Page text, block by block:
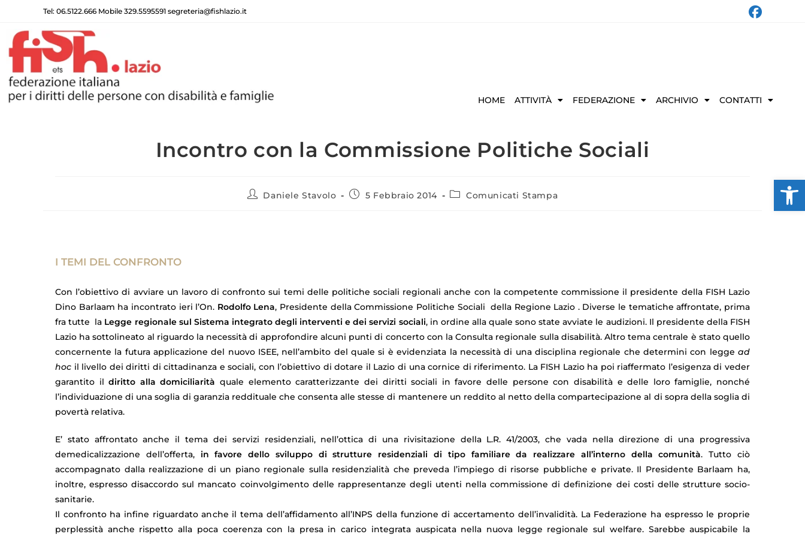
Tel: 06.5122.666 Mobile 329.5595591 segreteria@fishlazio.it
HOME ATTIVITÀ FEDERAZIONE ARCHIVIO CONTATTI
Incontro con la Commissione Politiche Sociali
Daniele Stavolo 5 Febbraio 2014 Comunicati Stampa
I TEMI DEL CONFRONTO
Con l’obiettivo di avviare un lavoro di confronto sui temi delle politiche sociali regionali anche con la competente commissione il presidente della FISH Lazio
Dino Barlaam ha incontrato ieri l’On. Rodolfo Lena, Presidente della Commissione Politiche Sociali della Regione Lazio . Diverse le tematiche affrontate, prima
fra tutte la Legge regionale sul Sistema integrato degli interventi e dei servizi sociali, in ordine alla quale sono state avviate le audizioni. Il presidente della FISH
Lazio ha sottolineato al riguardo la necessità di approfondire alcuni punti di concerto con la Consulta regionale sulla disabilità. Altro tema centrale è stato quello
concernente la futura applicazione del nuovo ISEE, nell’ambito del quale si è evidenziata la necessità di una disciplina regionale che determini con legge ad
hoc il livello dei diritti di cittadinanza e sociali, con l’obiettivo di dotare il Lazio di una cornice di riferimento. La FISH Lazio ha poi riaffermato l’esigenza di veder
garantito ildiritto alla domiciliarità quale elemento caratterizzante dei diritti sociali in favore delle persone con disabilità e delle loro famiglie, nonché
l’individuazione di una soglia di garanzia reddituale che consenta alle stesse di mantenere un reddito al netto della compartecipazione al di sopra della soglia di
povertà relativa.
E’ stato affrontato anche il tema dei servizi residenziali, nell’ottica di una rivisitazione della L.R. 41/2003, che vada nella direzione di una progressiva
demedicalizzazione dell’offerta, in favore dello sviluppo di strutture residenziali di tipo familiare da realizzare all’interno della comunità. Tutto ciò
accompagnato dalla realizzazione di un piano regionale sulla residenzialità che preveda l’impiego di risorse pubbliche e private. Il Presidente Barlaam ha,
inoltre, espresso disaccordo sul mancato coinvolgimento delle rappresentanze degli utenti nella commissione di definizione dei costi delle strutture socio-
sanitarie.
Il confronto ha infine riguardato anche il tema dell’affidamento all’INPS della funzione di accertamento dell’invalidità. La Federazione ha espresso le proprie
perplessità anche rispetto alla poca coerenza con la presa in carico integrata auspicata nella nuova legge regionale sul welfare. Sarebbe auspicabile la